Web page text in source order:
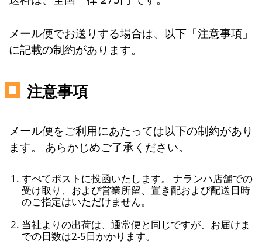
メール便でお送りする場合は、以下「注意事項」
に記載の制約があります。
注意事項
メール便をご利用にあたっては以下の制約があり
ます。 あらかじめご了承ください。
すべてポストに投函いたします。 ナランハ店舗での
受け取り、および営業所留、置き配および配送日時
のご指定はいただけません。
当社よりの出荷は、通常便と同じですが、お届けま
での日数は2-5日かかります。